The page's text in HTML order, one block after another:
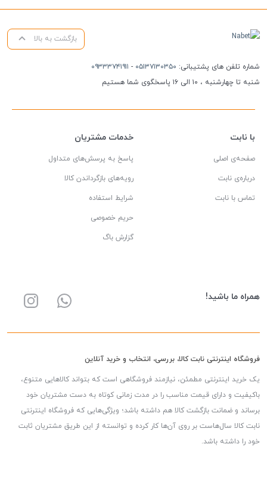
بازگشت به بالا
شماره تلفن های پشتیبانی: ۰۵۱۳۷۱۳۰۳۵۰ - ۰۹۳۳۳۷۴۱۹۱۱
شنبه تا چهارشنبه ، ۱۰ الی ۱۶ پاسخگوی شما هستیم
با نابت
صفحه‌ی اصلی
درباره‌ی نابت
تماس با نابت
خدمات مشتریان
پاسخ به پرسش‌های متداول
رویه‌های بازگرداندن کالا
شرایط استفاده
حریم خصوصی
گزارش باگ
همراه ما باشید!
فروشگاه اینترنتی نابت کالا، بررسی، انتخاب و خرید آنلاین
یک خرید اینترنتی مطمئن، نیازمند فروشگاهی است که بتواند کالاهایی متنوع،
باکیفیت و دارای قیمت مناسب را در مدت زمانی کوتاه به دست مشتریان خود
برساند و ضمانت بازگشت کالا هم داشته باشد؛ ویژگی‌هایی که فروشگاه اینترنتی
نابت کالا سال‌هاست بر روی آن‌ها کار کرده و توانسته از این طریق مشتریان ثابت
خود را داشته باشد.